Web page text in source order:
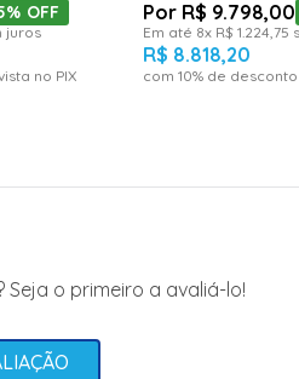
OFF
juros
no PIX
R$ 9.798,00
Em até 8x R$ 1 224 75
R$ 8.818,20
com10% de
Seja o primeiro a avaliá-lo!